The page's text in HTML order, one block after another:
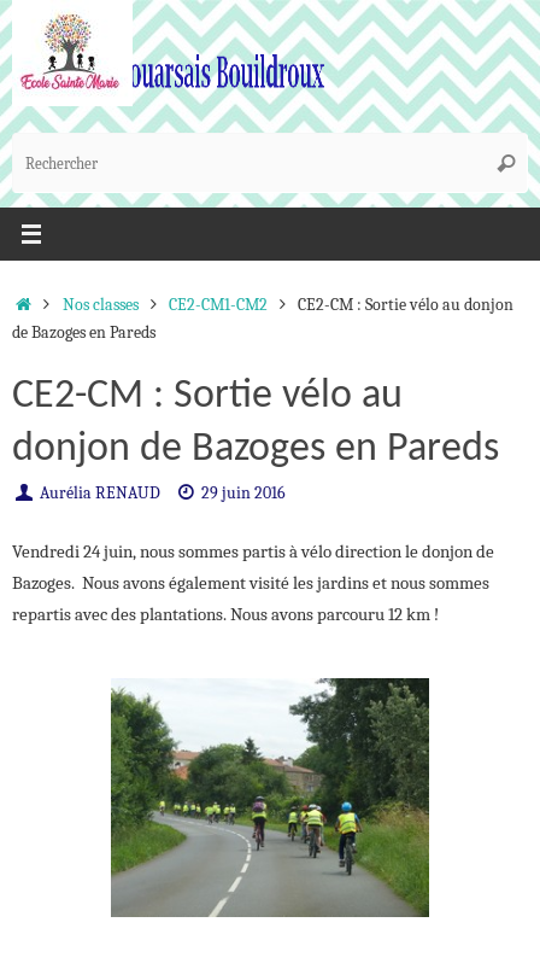
Passer
au
contenu
:
AccueilNos classes CE2-CM1-CM2
CE2-CM : Sortie vélo au donjon
de Bazoges en Pareds
CE2-CM : Sortie vélo au
donjon de Bazoges en Pareds
Aurélia RENAUD 29 juin 2016
Vendredi 24 juin, nous sommes partis à vélo direction le donjon de
Bazoges. Nous avons également visité les jardins et nous sommes
repartis avec des plantations. Nous avons parcouru 12 km !